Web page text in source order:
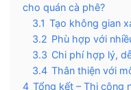
cho quán cà phê?
3.1 Tạo không gian
3.2 Phù hợp với
3.3 Chi phí hợp lý,
3.4 Thân thiện với
4 Tổng kết – Thi công